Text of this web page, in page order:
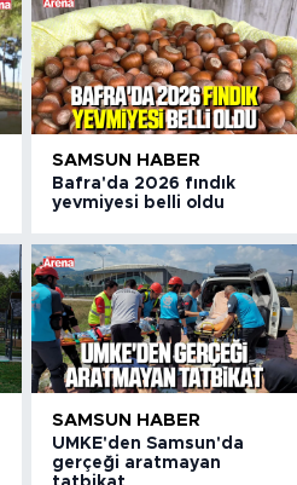
SAMSUN HABER
Bafra'da 2026 fındık
yevmiyesi belli oldu
SAMSUN HABER
UMKE'den Samsun'da
gerçeği aratmayan